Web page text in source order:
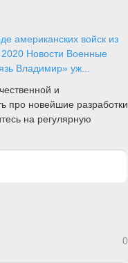
американских войск из
Новости Военные
Владимир» уж...
и
про новейшие разработки
на регулярную
0